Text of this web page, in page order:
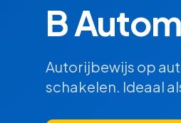
B
Autorijbewijs op
schakelen. Ideaal